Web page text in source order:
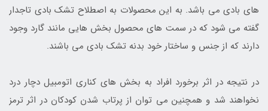
های بادی می باشد. به این محصولات به اصطلاح تشک بادی تاجدار
گفته می شود که در سمت های محصول بخش هایی مانند گارد وجود
دارند که از جنس و ساختار خود بدنه تشک بادی می باشند.
در نتیجه در اثر برخورد افراد به بخش های کناری اتومبیل دچار درد
نخواهند شد و همچنین می توان از پرتاب شدن کودکان در اثر ترمز